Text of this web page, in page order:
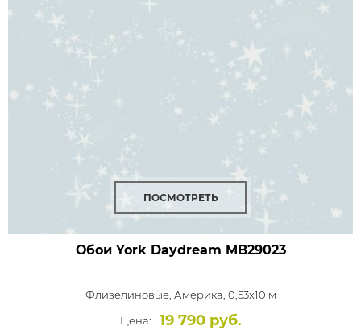
ПОСМОТРЕТЬ
Обои York Daydream MB29023
Флизелиновые, Америка, 0,53x10 м
Цена:
19 790 руб.